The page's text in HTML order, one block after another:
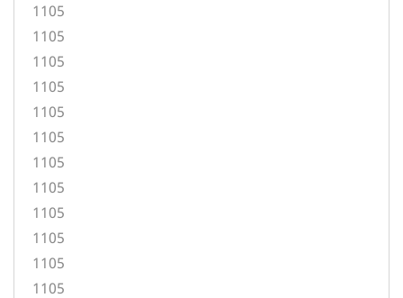
1105
1105
1105
1105
1105
1105
1105
1105
1105
1105
1105
1105